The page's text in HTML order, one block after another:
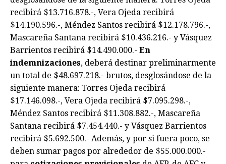
recibirá $13.716.878.-, Vera Ojeda recibirá
$14.190.596.-, Méndez Santos recibirá $12.178.796.-,
Mascareña Santana recibirá $10.436.216.- y Vásquez
Barrientos recibirá $14.490.000.- En
indemnizaciones, deberá destinar preliminarmente
un total de $48.697.218.- brutos, desglosándose de la
siguiente manera: Torres Ojeda recibirá
$17.146.098.-, Vera Ojeda recibirá $7.095.298.-,
Méndez Santos recibirá $11.308.882.-, Mascareña
Santana recibirá $7.454.440.- y Vásquez Barrientos
recibirá $5.692.500.- Además, y por si fuera poco, se
deben sumar pagos por alrededor de $55.000.000.-